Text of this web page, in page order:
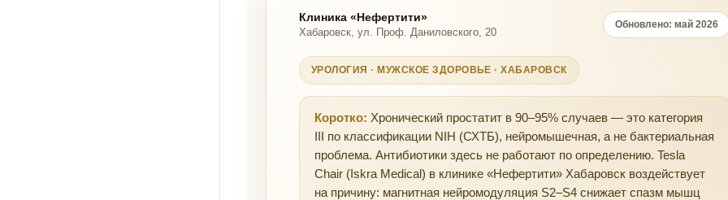
Клиника «Нефертити»
Хабаровск, ул. Проф. Даниловского, 20
Обновлено: май 2026
УРОЛОГИЯ · МУЖСКОЕ ЗДОРОВЬЕ · ХАБАРОВСК
Коротко: Хронический простатит в 90–95% случаев — это категория
III по классификации NIH (СХТБ), нейромышечная, а не бактериальная
проблема. Антибиотики здесь не работают по определению. Tesla
Chair (Iskra Medical) в клинике «Нефертити» Хабаровск воздействует
на причину: магнитная нейромодуляция S2–S4 снижает спазм мышц